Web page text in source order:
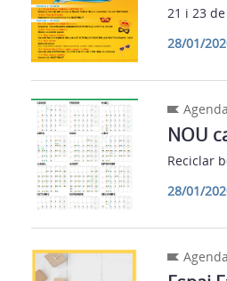
21 i 23
28/01/
NOU
Reciclar
28/01/